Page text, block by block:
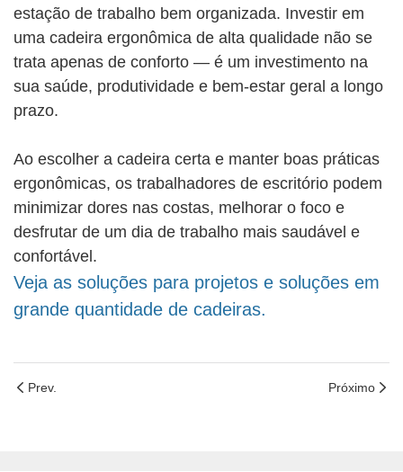
estação de trabalho bem organizada. Investir em
uma cadeira ergonômica de alta qualidade não se
trata apenas de conforto — é um investimento na
sua saúde, produtividade e bem-estar geral a longo
prazo.
Ao escolher a cadeira certa e manter boas práticas
ergonômicas, os trabalhadores de escritório podem
minimizar dores nas costas, melhorar o foco e
desfrutar de um dia de trabalho mais saudável e
confortável.
Veja as soluções para projetos e soluções em
grande quantidade de cadeiras.
Prev. Próximo